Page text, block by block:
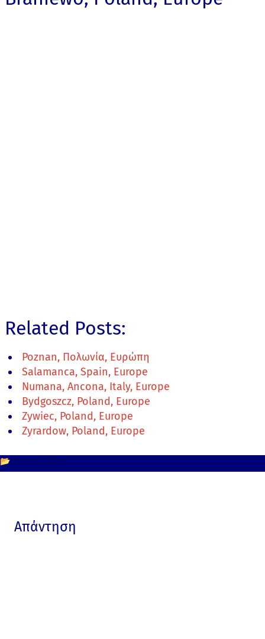
Related Posts:
Poznan, Πολωνία, Ευρώπη
Salamanca, Spain, Europe
Numana, Ancona, Italy, Europe
Bydgoszcz, Poland, Europe
Zywiec, Poland, Europe
Zyrardow, Poland, Europe
📂
Απάντηση